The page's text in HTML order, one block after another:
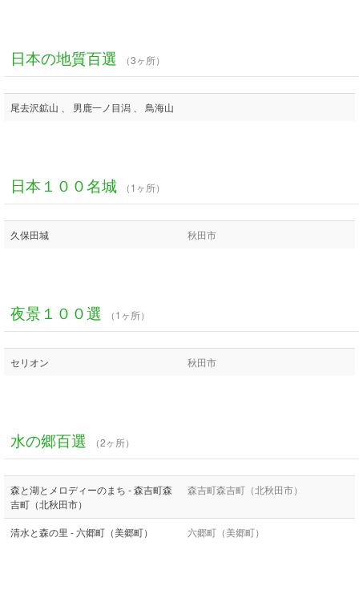
日本の地質百選 （3ヶ所）
尾去沢鉱山 、 男鹿一ノ目潟 、 鳥海山
日本１００名城 （1ヶ所）
久保田城 秋田市
夜景１００選 （1ヶ所）
セリオン 秋田市
水の郷百選 （2ヶ所）
森と湖とメロディーのまち - 森吉町森
吉町（北秋田市）
森吉町森吉町（北秋田市）
清水と森の里 - 六郷町（美郷町） 六郷町（美郷町）